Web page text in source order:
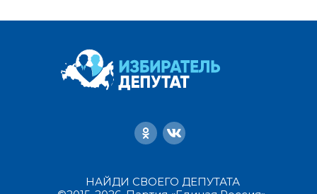
НАЙДИ СВОЕГО ДЕПУТАТА